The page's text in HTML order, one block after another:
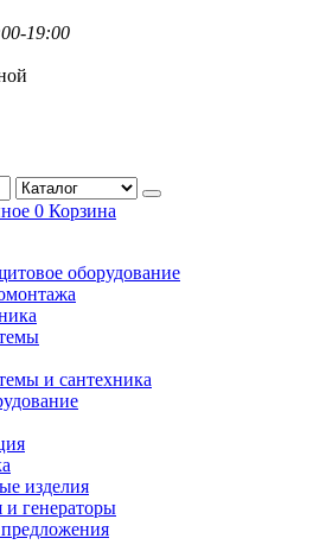
19:00
0 Корзина
оборудование
и сантехника
изделия
генераторы